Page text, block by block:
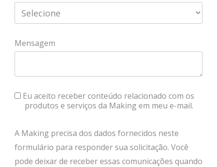
Mensagem
Eu aceito receber conteúdo relacionado com os
produtos e serviços da Making em meu e-mail.
A Making precisa dos dados fornecidos neste
formulário para responder sua solicitação. Você
pode deixar de receber essas comunicações quando